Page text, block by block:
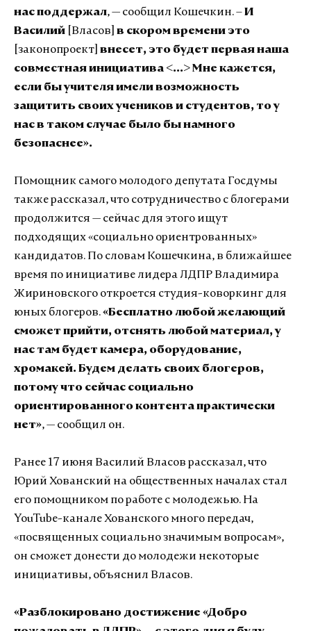
нас поддержал, — сообщил Кошечкин. –И
Василий [Власов] в скором времени это
[законопроект] внесет, это будет первая наша
совместная инициатива <...> Мне кажется,
если бы учителя имели возможность
защитить своих учеников и студентов, то у
нас в таком случае было бы намного
безопаснее».
Помощник самого молодого депутата Госдумы
также рассказал, что сотрудничество с блогерами
продолжится — сейчас для этого ищут
подходящих «социально ориентрованных»
кандидатов. По словам Кошечкина, в ближайшее
время по инициативе лидера ЛДПР Владимира
Жириновского откроется студия-коворкинг для
юных блогеров.«Бесплатно любой желающий
сможет прийти, отснять любой материал, у
нас там будет камера, оборудование,
хромакей. Будем делать своих блогеров,
потому что сейчас социально
ориентированного контента практически
нет», — сообщил он.
Ранее 17 июня Василий Власов рассказал, что
Юрий Хованский на общественных началах стал
его помощником по работе с молодежью. На
YouTube-канале Хованского много передач,
«посвященных социально значимым вопросам»,
он сможет донести до молодежи некоторые
инициативы, объяснил Власов.
«Разблокировано достижение «Добро